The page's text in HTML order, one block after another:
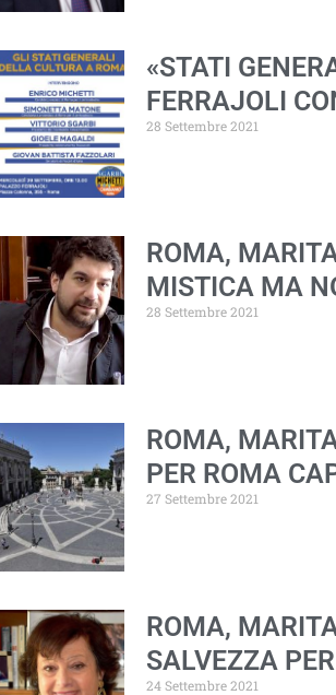
«STATI
FERRAJOLI
28 Settembre 2021
ROMA,
MISTICA MA
28 Settembre 2021
ROMA,
PER ROMA
27 Settembre 2021
ROMA,
SALVEZZA
24 Settembre 2021